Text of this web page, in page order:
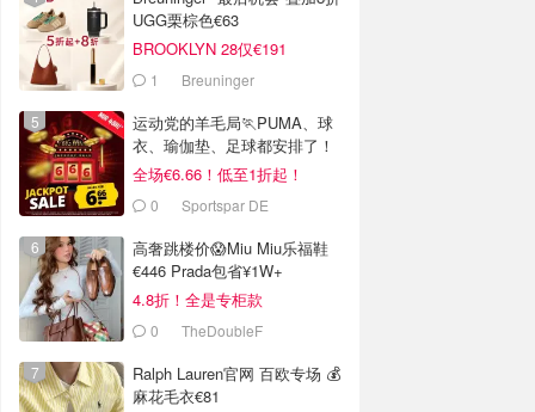
UGG栗棕色€63
BROOKLYN 28仅€191
1 Breuninger
运动党的羊毛局🏃PUMA、球
衣、瑜伽垫、足球都安排了！
全场€6.66！低至1折起！
0 Sportspar DE
高奢跳楼价😱Miu Miu乐福鞋
€446 Prada包省¥1W+
4.8折！全是专柜款
0 TheDoubleF
Ralph Lauren官网 百欧专场 💰
麻花毛衣€81